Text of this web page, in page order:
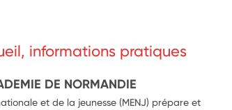
informations pratiques
DE NORMANDIE
et de la jeunesse (MENJ) prépare et